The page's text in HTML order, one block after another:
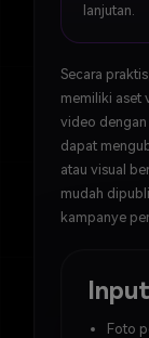
lanjutan.
Secara
memiliki aset
video
dapat
atau visual
mudah
kampanye
Foto